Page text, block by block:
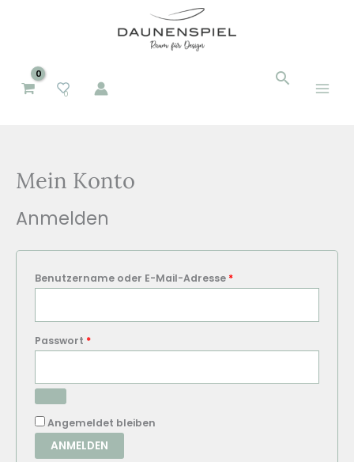
0
Suchen
Suchen
Mein Konto
Anmelden
Benutzername oder E-Mail-Adresse *Erforderlich
Passwort *Erforderlich
Angemeldet bleiben
ANMELDEN